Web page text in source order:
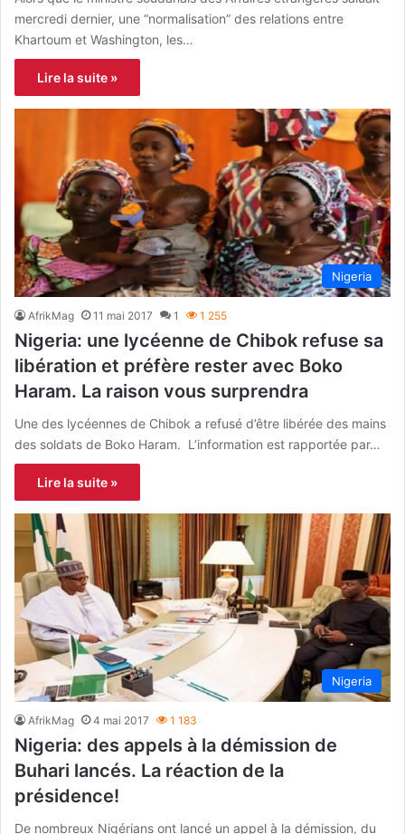
mercredi dernier, une “normalisation” des relations entre
Khartoum et Washington, les…
Lire la suite »
Nigeria
AfrikMag 11 mai 2017 1 1 255
Nigeria: une lycéenne de Chibok refuse sa
libération et préfère rester avec Boko
Haram. La raison vous surprendra
Une des lycéennes de Chibok a refusé d’être libérée des mains
des soldats de Boko Haram. L’information est rapportée par…
Lire la suite »
Nigeria
AfrikMag 4 mai 2017 1 183
Nigeria: des appels à la démission de
Buhari lancés. La réaction de la
présidence!
De nombreux Nigérians ont lancé un appel à la démission, du